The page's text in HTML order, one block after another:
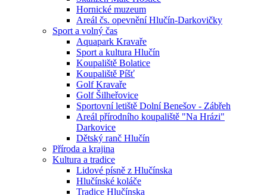
Hornické muzeum
Areál čs. opevnění Hlučín-Darkovičky
Sport a volný čas
Aquapark Kravaře
Sport a kultura Hlučín
Koupaliště Bolatice
Koupaliště Píšť
Golf Kravaře
Golf Šilheřovice
Sportovní letiště Dolní Benešov - Zábřeh
Areál přírodního koupaliště "Na Hrázi"
Darkovice
Dětský ranč Hlučín
Příroda a krajina
Kultura a tradice
Lidové písně z Hlučínska
Hlučínské koláče
Tradice Hlučínska